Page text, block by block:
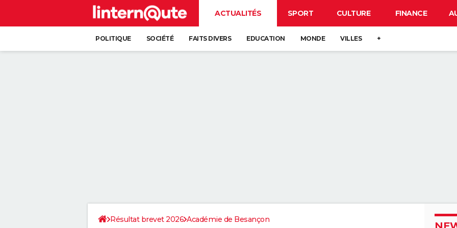
ACTUALITÉS SPORT CULTURE FINANCE
POLITIQUE SOCIÉTÉ FAITS DIVERS EDUCATION MONDE VILLES +
Résultat brevet 2026 Académie de Besançon